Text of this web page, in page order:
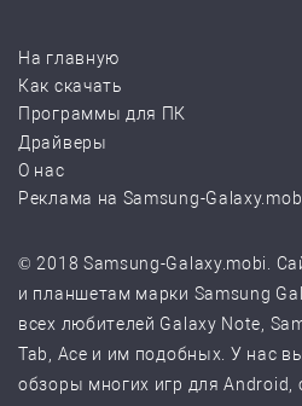
На главную
Как скачать
Программы для ПК
Драйверы
О нас
Реклама на Samsung-
© 2018 Samsung-Galaxy.mobi.
и планшетам марки Samsung
всех любителей Galaxy Note,
Tab, Ace и им подобных. У нас
обзоры многих игр для Android,